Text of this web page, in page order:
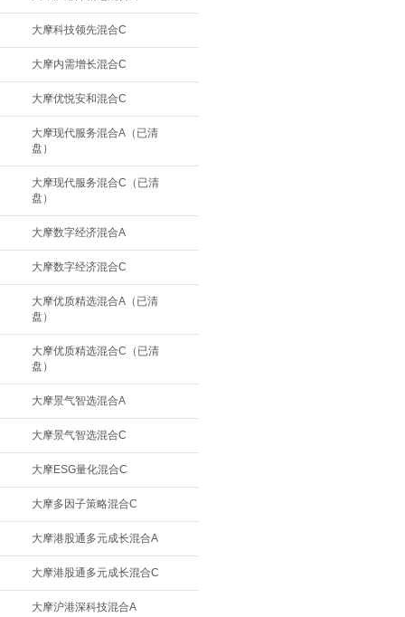
大摩科技领先混合C
大摩内需增长混合C
大摩优悦安和混合C
大摩现代服务混合A（已清
盘）
大摩现代服务混合C（已清
盘）
大摩数字经济混合A
大摩数字经济混合C
大摩优质精选混合A（已清
盘）
大摩优质精选混合C（已清
盘）
大摩景气智选混合A
大摩景气智选混合C
大摩ESG量化混合C
大摩多因子策略混合C
大摩港股通多元成长混合A
大摩港股通多元成长混合C
大摩沪港深科技混合A